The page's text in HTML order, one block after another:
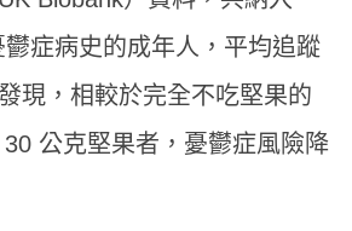
症病史的成年人，平均追蹤
現，相較於完全不吃堅果的
公克堅果者，憂鬱症風險降